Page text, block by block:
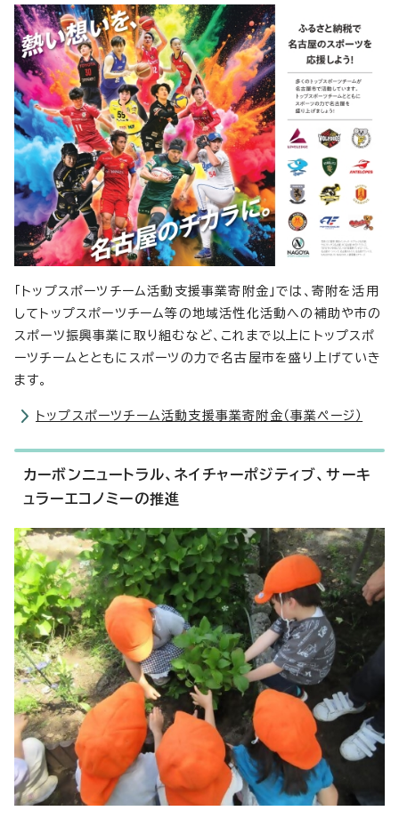
「トップスポーツチーム活動支援事業寄附金」では、寄附を活用
してトップスポーツチーム等の地域活性化活動への補助や市の
スポーツ振興事業に取り組むなど、これまで以上にトップスポ
ーツチームとともにスポーツの力で名古屋市を盛り上げていき
ます。
トップスポーツチーム活動支援事業寄附金（事業ページ）
カーボンニュートラル、ネイチャーポジティブ、サーキ
ュラーエコノミーの推進